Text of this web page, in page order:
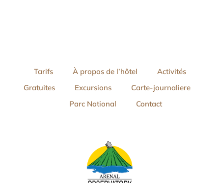
Tarifs À propos de l’hôtel
Activités
Gratuites
Excursions
Carte-journaliere
Parc National
Contact